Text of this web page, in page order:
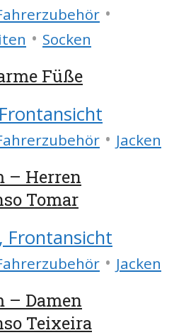
•
• Socken
Füße
• Jacken
– Herren
Tomar
• Jacken
– Damen
Teixeira